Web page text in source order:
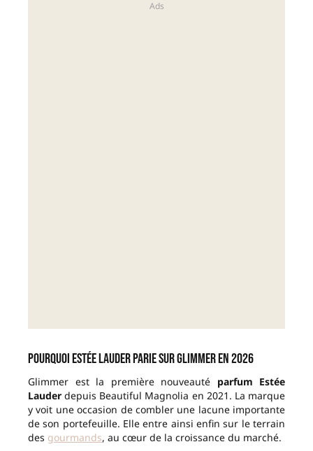
Pourquoi Estée Lauder parie sur Glimmer en 2026
Glimmer est la première nouveauté parfum Estée
Lauder depuis Beautiful Magnolia en 2021. La marque
y voit une occasion de combler une lacune importante
de son portefeuille. Elle entre ainsi enfin sur le terrain
des gourmands, au cœur de la croissance du marché.